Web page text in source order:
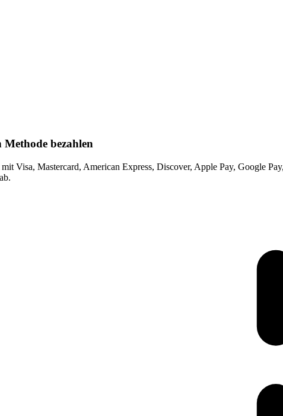
bezahlen
Visa, Mastercard, American Express, Discover, Apple Pay, Google